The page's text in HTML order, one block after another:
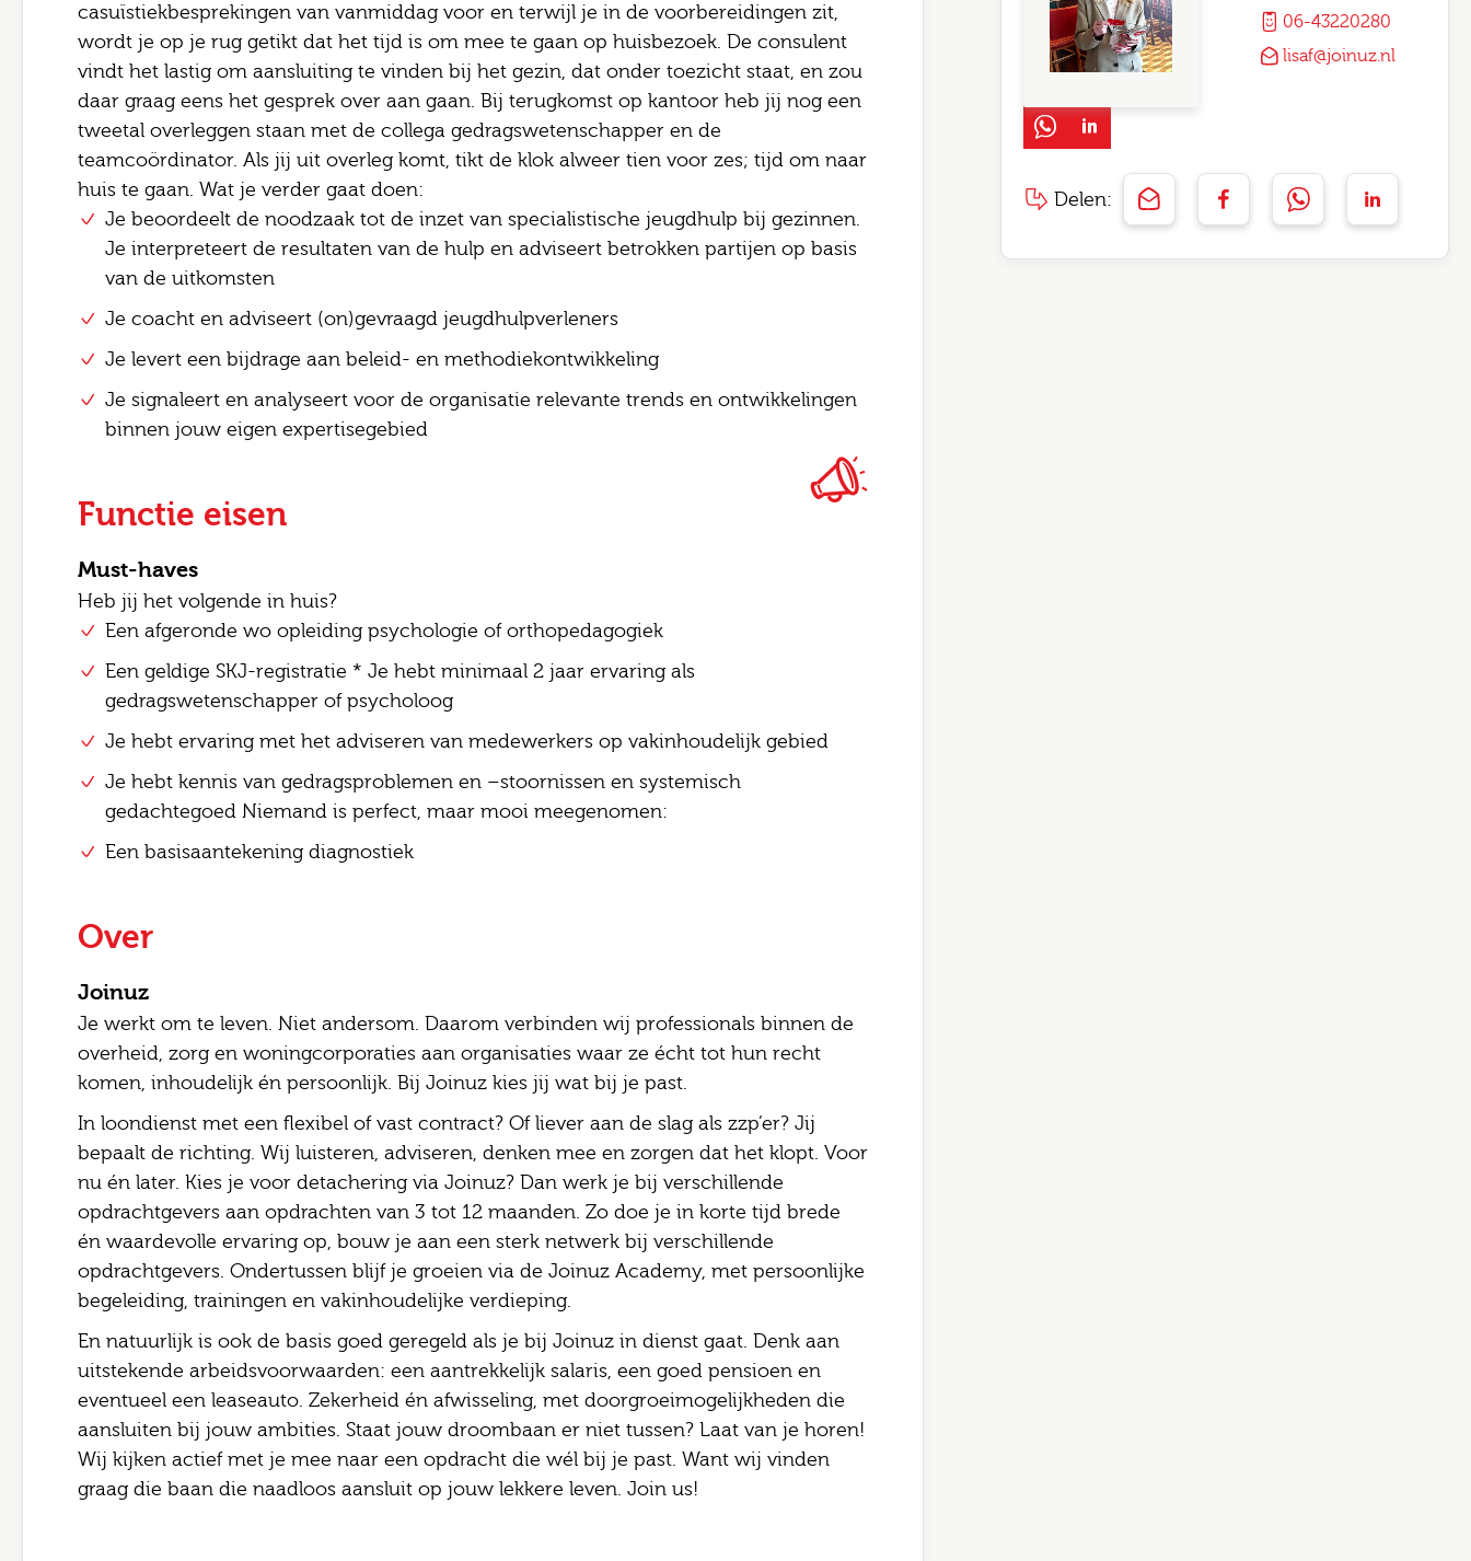
casuïstiekbesprekingen van vanmiddag voor en terwijl je in de voorbereidingen zit,
wordt je op je rug getikt dat het tijd is om mee te gaan op huisbezoek. De consulent
vindt het lastig om aansluiting te vinden bij het gezin, dat onder toezicht staat, en zou
daar graag eens het gesprek over aan gaan. Bij terugkomst op kantoor heb jij nog een
tweetal overleggen staan met de collega gedragswetenschapper en de
teamcoördinator. Als jij uit overleg komt, tikt de klok alweer tien voor zes; tijd om naar
huis te gaan. Wat je verder gaat doen:
Je beoordeelt de noodzaak tot de inzet van specialistische jeugdhulp bij gezinnen.
Je interpreteert de resultaten van de hulp en adviseert betrokken partijen op basis
van de uitkomsten
Je coacht en adviseert (on)gevraagd jeugdhulpverleners
Je levert een bijdrage aan beleid- en methodiekontwikkeling
Je signaleert en analyseert voor de organisatie relevante trends en ontwikkelingen
binnen jouw eigen expertisegebied
Functie eisen
Must-haves
Heb jij het volgende in huis?
Een afgeronde wo opleiding psychologie of orthopedagogiek
Een geldige SKJ-registratie * Je hebt minimaal 2 jaar ervaring als
gedragswetenschapper of psycholoog
Je hebt ervaring met het adviseren van medewerkers op vakinhoudelijk gebied
Je hebt kennis van gedragsproblemen en –stoornissen en systemisch
gedachtegoed Niemand is perfect, maar mooi meegenomen:
Een basisaantekening diagnostiek
Over
Joinuz
Je werkt om te leven. Niet andersom. Daarom verbinden wij professionals binnen de
overheid, zorg en woningcorporaties aan organisaties waar ze écht tot hun recht
komen, inhoudelijk én persoonlijk. Bij Joinuz kies jij wat bij je past.
In loondienst met een flexibel of vast contract? Of liever aan de slag als zzp’er? Jij
bepaalt de richting. Wij luisteren, adviseren, denken mee en zorgen dat het klopt. Voor
nu én later. Kies je voor detachering via Joinuz? Dan werk je bij verschillende
opdrachtgevers aan opdrachten van 3 tot 12 maanden. Zo doe je in korte tijd brede
én waardevolle ervaring op, bouw je aan een sterk netwerk bij verschillende
opdrachtgevers. Ondertussen blijf je groeien via de Joinuz Academy, met persoonlijke
begeleiding, trainingen en vakinhoudelijke verdieping.
En natuurlijk is ook de basis goed geregeld als je bij Joinuz in dienst gaat. Denk aan
uitstekende arbeidsvoorwaarden: een aantrekkelijk salaris, een goed pensioen en
eventueel een leaseauto. Zekerheid én afwisseling, met doorgroeimogelijkheden die
aansluiten bij jouw ambities. Staat jouw droombaan er niet tussen? Laat van je horen!
Wij kijken actief met je mee naar een opdracht die wél bij je past. Want wij vinden
graag die baan die naadloos aansluit op jouw lekkere leven. Join us!
06-43220280
lisaf@joinuz.nl
Delen:
Postcode
Bezorgopties
Jouw telefoonnummer
E-mail
Opmerking